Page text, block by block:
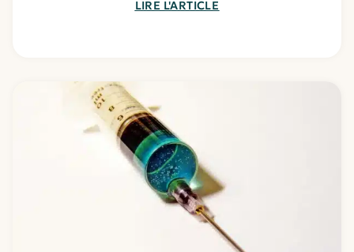
LIRE L'ARTICLE